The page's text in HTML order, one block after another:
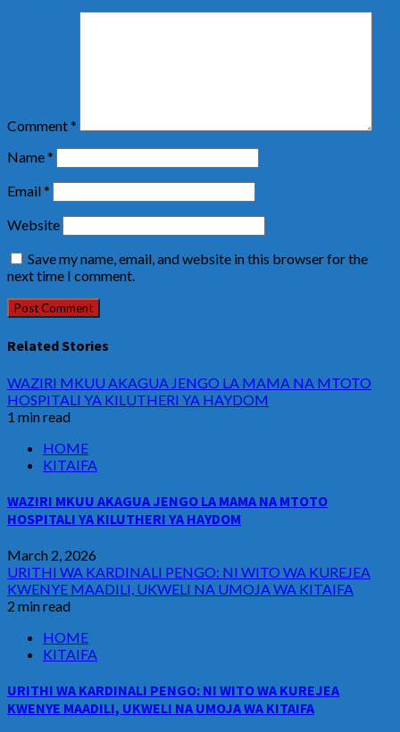
Comment*
Name*
Email*
Website
Save my name, email, and website in this browser for the
next time I comment.
Related Stories
WAZIRI MKUU AKAGUA JENGO LA MAMA NA MTOTO
HOSPITALI YA KILUTHERI YA HAYDOM
1 min read
HOME
KITAIFA
WAZIRI MKUU AKAGUA JENGO LA MAMA NA MTOTO
HOSPITALI YA KILUTHERI YA HAYDOM
March 2, 2026
URITHI WA KARDINALI PENGO: NI WITO WA KUREJEA
KWENYE MAADILI, UKWELI NA UMOJA WA KITAIFA
2 min read
HOME
KITAIFA
URITHI WA KARDINALI PENGO: NI WITO WA KUREJEA
KWENYE MAADILI, UKWELI NA UMOJA WA KITAIFA